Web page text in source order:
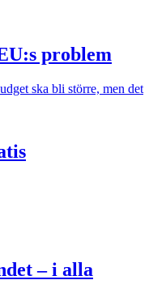
problem
ska bli större, men det
– i alla